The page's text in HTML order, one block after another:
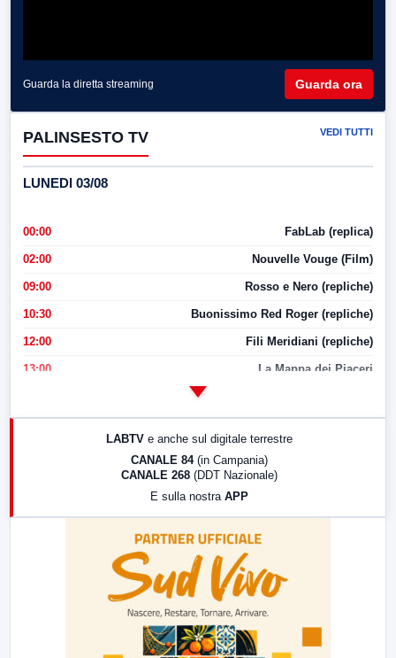
Guarda la diretta streaming Guarda ora
PALINSESTO TV VEDI TUTTI
LUNEDI 03/08
00:00 FabLab (replica)
02:00 Nouvelle Vouge (Film)
09:00 Rosso e Nero (repliche)
10:30 Buonissimo Red Roger (repliche)
12:00 Fili Meridiani (repliche)
13:00 La Mappa dei Piaceri
LABTV e anche sul digitale terrestre
CANALE 84 (in Campania)
CANALE 268 (DDT Nazionale)
E sulla nostra APP